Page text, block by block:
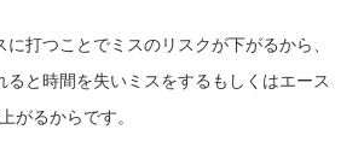
打つことでミスのリスクが下がるから、
ると時間を失いミスをするもしくはエース
がるからです。